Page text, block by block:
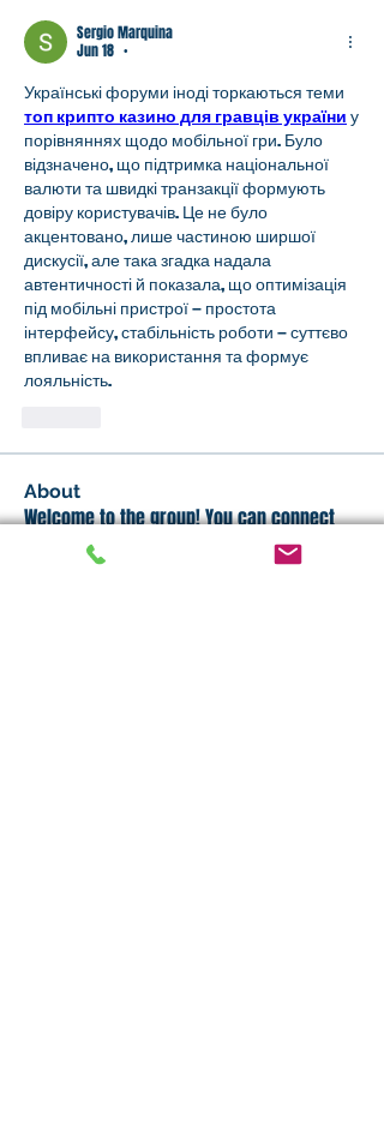
Sergio Marquina
Jun 18
•
топ крипто казино для гравців україни у
порівняннях щодо мобільної гри. Було
відзначено, що підтримка національної
валюти та швидкі транзакції формують
довіру користувачів. Це не було
акцентовано, лише частиною ширшої
дискусії, але така згадка надала
автентичності й показала, що оптимізація
під мобільні пристрої — простота
інтерфейсу, стабільність роботи — суттєво
впливає на використання та формує
лояльність.
About
Welcome to the group! You can connect
with other members, ge
Read more